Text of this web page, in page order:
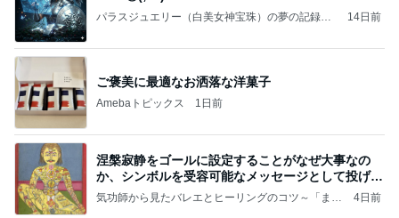
パラスジュエリー（白美女神宝珠）の夢の記録
14日前
ご褒美に最適なお洒落な洋菓子
Amebaトピックス 1日前
涅槃寂静をゴールに設定することがなぜ大事なの
か、シンボルを受容可能なメッセージとして投げる
ことが
気功師から見たバレエとヒーリングのコツ～「まと
4日前